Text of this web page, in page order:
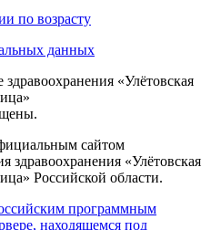
по возрасту
данных
«Улётовская
сайтом
здравоохранения «Улётовская
Российской области.
программным
находящемся под